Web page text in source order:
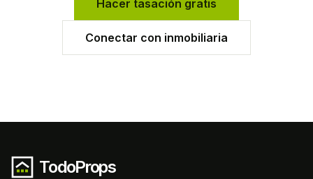
Hacer tasación gratis
Conectar con inmobiliaria
TodoProps